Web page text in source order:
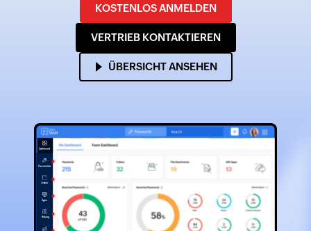
KOSTENLOS ANMELDEN
VERTRIEB KONTAKTIEREN
ÜBERSICHT ANSEHEN
Dashboard
Passwörter
Ordner
Apps
Prüfung